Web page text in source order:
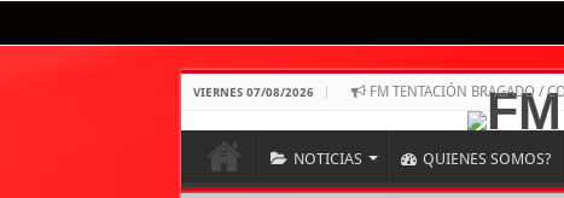
VIERNES 07/08/2026 FM TENTACIÓN BRAGADO /
NOTICIAS QUIENES SOMOS?